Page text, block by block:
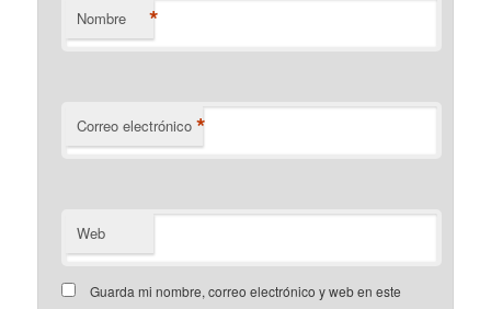
Nombre *
Correo electrónico *
Web
Guarda mi nombre, correo electrónico y web en este